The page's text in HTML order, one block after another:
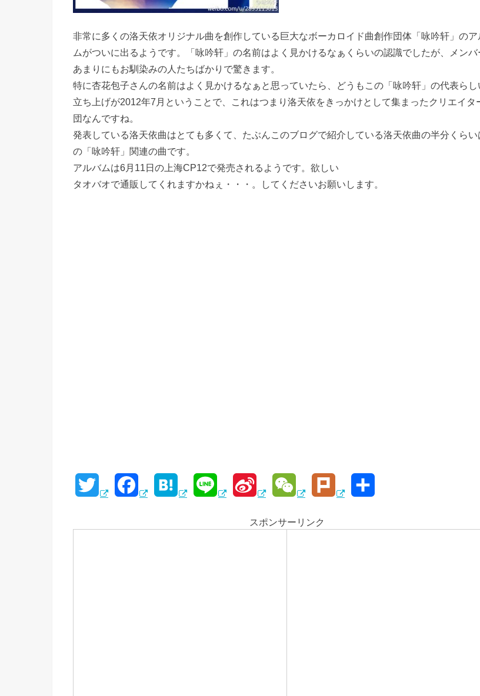
非常に多くの洛天依オリジナル曲を創作している巨大なボーカロイド曲創作団体「咏吟轩」のア
ムがついに出るようです。「咏吟轩」の名前はよく見かけるなぁくらいの認識でしたが、メンバ
あまりにもお馴染みの人たちばかりで驚きます。
特に杏花包子さんの名前はよく見かけるなぁと思っていたら、どうもこの「咏吟轩」の代表らし
立ち上げが2012年7月ということで、これはつまり洛天依をきっかけとして集まったクリエイタ
団なんですね。
発表している洛天依曲はとても多くて、たぶんこのブログで紹介している洛天依曲の半分くらい
の「咏吟轩」関連の曲です。
アルバムは6月11日の上海CP12で発売されるようです。欲しい
タオバオで通販してくれますかねぇ・・・。してくださいお願いします。
i c t n n C u
スポンサーリンク